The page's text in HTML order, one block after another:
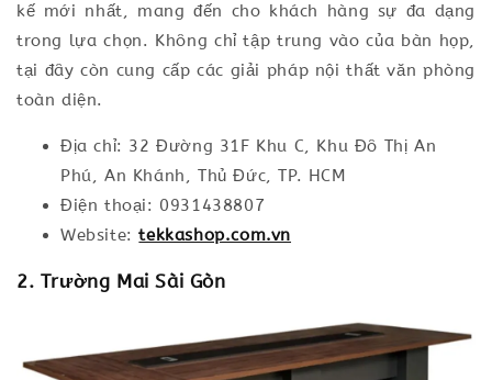
kế mới nhất, mang đến cho khách hàng sự đa dạng
trong lựa chọn. Không chỉ tập trung vào của bàn họp,
tại đây còn cung cấp các giải pháp nội thất văn phòng
toàn diện.
Địa chỉ: 32 Đường 31F Khu C, Khu Đô Thị An
Phú, An Khánh, Thủ Đức, TP. HCM
Điện thoại: 0931438807
Website:tekkashop.com.vn
2. Trường Mai Sài Gòn